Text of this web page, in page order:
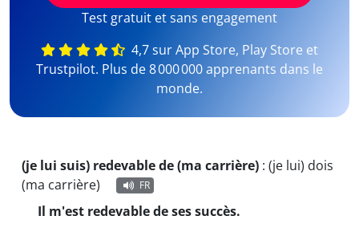
Test gratuit et sans engagement
4,7 sur App Store, Play Store et
Trustpilot. Plus de 8 000 000 apprenants dans le
monde.
(je lui suis) redevable de (ma carrière) : (je lui) dois
(ma carrière)
FR
Il m'est redevable de ses succès.